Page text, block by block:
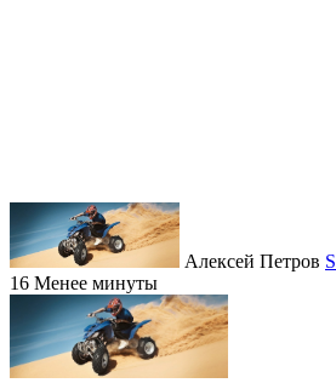
Алексей Петров
16 Менее минуты